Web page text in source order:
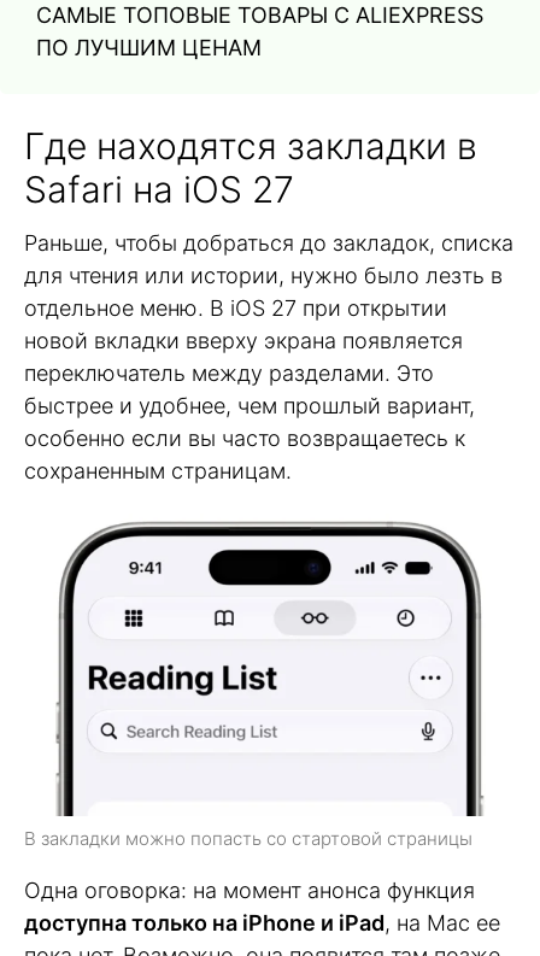
САМЫЕ ТОПОВЫЕ ТОВАРЫ С ALIEXPRESS
ПО ЛУЧШИМ ЦЕНАМ
Где находятся закладки в
Safari на iOS 27
Раньше, чтобы добраться до закладок, списка
для чтения или истории, нужно было лезть в
отдельное меню. В iOS 27 при открытии
новой вкладки вверху экрана появляется
переключатель между разделами. Это
быстрее и удобнее, чем прошлый вариант,
особенно если вы часто возвращаетесь к
сохраненным страницам.
В закладки можно попасть со стартовой страницы
Одна оговорка: на момент анонса функция
доступна только на iPhone и iPad, на Mac ее